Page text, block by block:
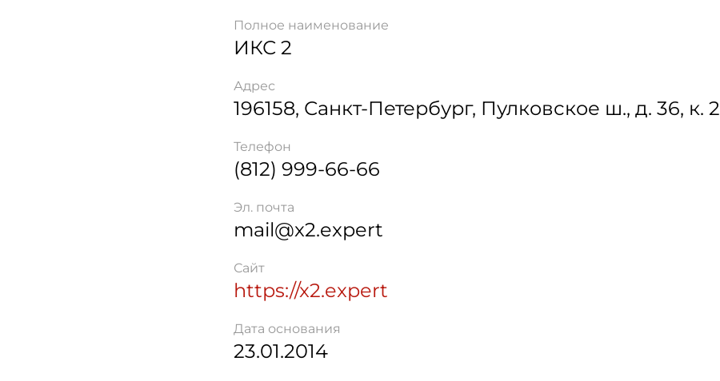
Полное наименование
ИКС 2
Адрес
196158, Санкт-Петербург, Пулковское ш., д. 36, к. 2
Телефон
(812) 999-66-66
Эл. почта
mail@x2.expert
Сайт
https://x2.expert
Дата основания
23.01.2014